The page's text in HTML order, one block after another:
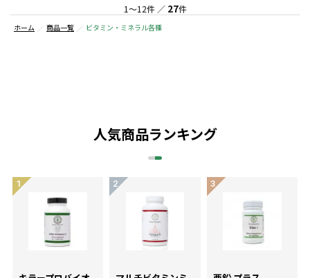
1～12件 ／ 27件
ホーム 商品一覧 ビタミン・ミネラル各種
人気商品ランキング